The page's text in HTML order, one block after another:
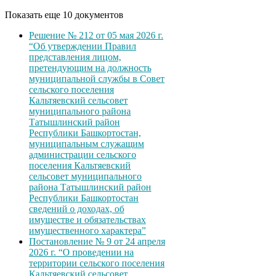
Показать еще 10 документов
Решение № 212 от 05 мая 2026 г.
“Об утверждении Правил
представления лицом,
претендующим на должность
муниципальной службы в Совет
сельского поселения
Кальтяевский сельсовет
муниципального района
Татышлинский район
Республики Башкортостан,
муниципальным служащим
администрации сельского
поселения Кальтяевский
сельсовет муниципального
района Татышлинский район
Республики Башкортостан
сведений о доходах, об
имуществе и обязательствах
имущественного характера”
Постановление № 9 от 24 апреля
2026 г. “О проведении на
территории сельского поселения
Кальтяевский сельсовет